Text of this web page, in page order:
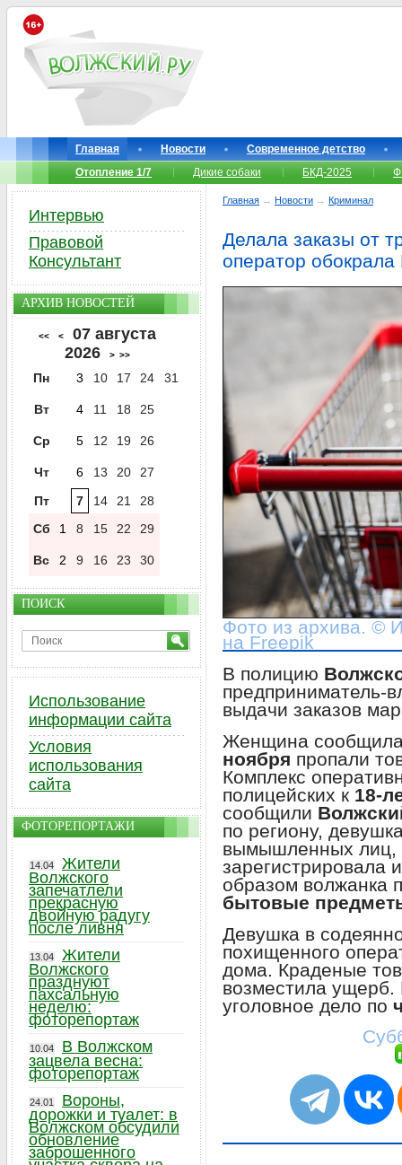
Главная Новости
Современное детство
Отопление 1/7
Дикие собаки БКД-2025
Главная → Новости → Криминал
Делала заказы от
оператор
Фото из архива. ©
на Freepik
В полицию
предприниматель-
выдачи заказов
Женщина
ноября пропали
Комплекс
полицейских к 18-
сообщили
по региону,
вымышленных лиц,
зарегистрировала
образом волжанка
бытовые
Девушка в
похищенного
дома. Краденые
возместила
уголовное дело по
Интервью
Правовой
Консультант
АРХИВ НОВОСТЕЙ
<< <
07 августа
2026
> >>
Пн 3 10 17 24 31
Вт 4 11 18 25
Ср 5 12 19 26
Чт 6 13 20
27
Пт
7 14 21
28
Сб
1 8 15 22 29
Вс 2 9 16 23 30
ПОИСК
Использование
информации сайта
Условия
использования
сайта
ФОТОРЕПОРТАЖИ
14.04
Жители
Волжского
запечатлели
прекрасную
двойную радугу
после ливня
13.04
Жители
Волжского
празднуют
пахсальную
неделю:
фоторепортаж
10.04
В Волжском
зацвела весна:
фоторепортаж
24.01
Вороны,
дорожки и туалет: в
Волжском обсудили
обновление
заброшенного